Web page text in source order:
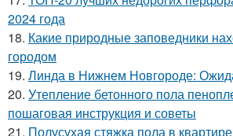
2024 года
18. Какие природные заповедники
городом
19. Линда в Нижнем Новгороде:
20. Утепление бетонного пола
пошаговая инструкция и советы
21. Полусухая стяжка пола в